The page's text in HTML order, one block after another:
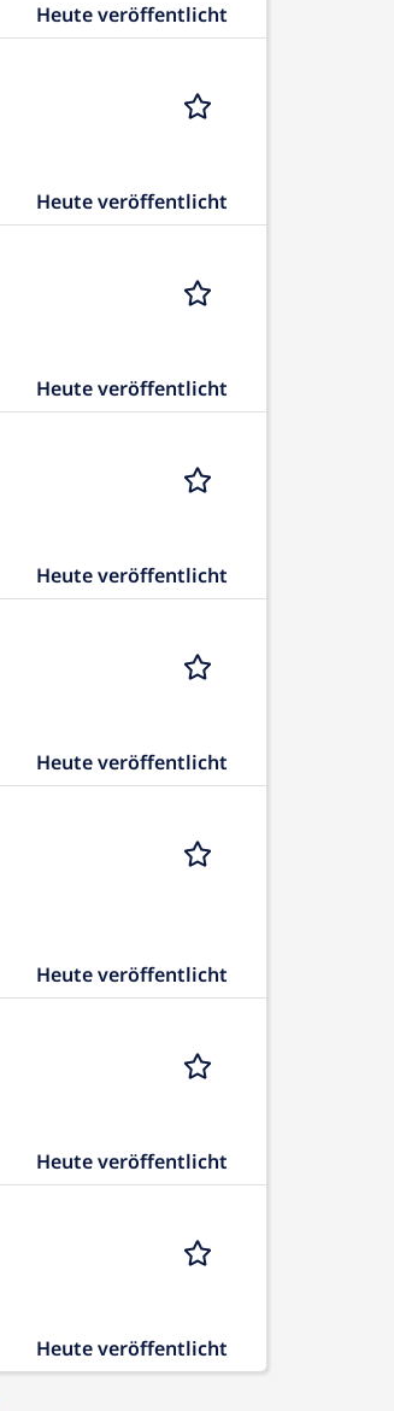
Heute veröffentlicht
Heute veröffentlicht
Heute veröffentlicht
Heute veröffentlicht
Heute veröffentlicht
Heute veröffentlicht
Heute veröffentlicht
Heute veröffentlicht